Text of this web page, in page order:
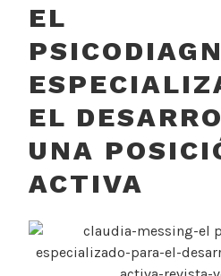
EL
EL
UNA
ACTIVA